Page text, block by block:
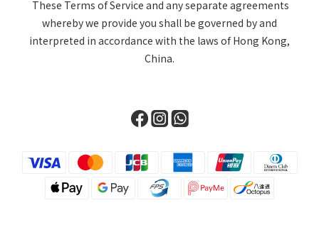
These Terms of Service and any separate agreements
whereby we provide you shall be governed by and
interpreted in accordance with the laws of Hong Kong,
China.